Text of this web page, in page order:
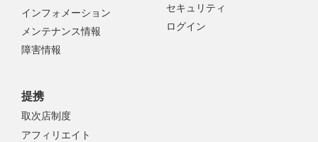
インフォメーション
メンテナンス情報
障害情報
提携
取次店制度
アフィリエイト
セキュリティ
ログイン